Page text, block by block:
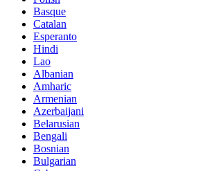
Basque
Catalan
Esperanto
Hindi
Lao
Albanian
Amharic
Armenian
Azerbaijani
Belarusian
Bengali
Bosnian
Bulgarian